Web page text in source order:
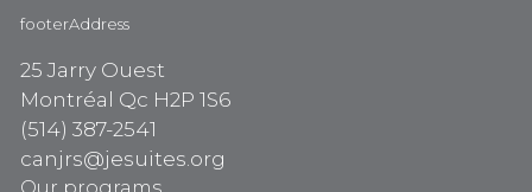
footerAddress
25 Jarry Ouest
Montréal Qc H2P 1S6
(514) 387-2541
canjrs@jesuites.org
Our programs